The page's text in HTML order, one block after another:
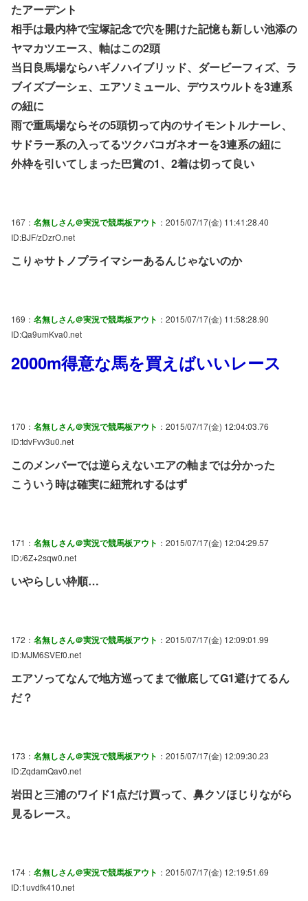
たアーデント
相手は最内枠で宝塚記念で穴を開けた記憶も新しい池添の
ヤマカツエース、軸はこの2頭
当日良馬場ならハギノハイブリッド、ダービーフィズ、ラ
ブイズブーシェ、エアソミュール、デウスウルトを3連系
の紐に
雨で重馬場ならその5頭切って内のサイモントルナーレ、
サドラー系の入ってるツクバコガネオーを3連系の紐に
外枠を引いてしまった巴賞の1、2着は切って良い
167： 名無しさん＠実況で競馬板アウト ：2015/07/17(金) 11:41:28.40
ID:BJF/zDzrO.net
こりゃサトノプライマシーあるんじゃないのか
169： 名無しさん＠実況で競馬板アウト ：2015/07/17(金) 11:58:28.90
ID:Qa9umKva0.net
2000m得意な馬を買えばいいレース
170： 名無しさん＠実況で競馬板アウト ：2015/07/17(金) 12:04:03.76
ID:tdvFvv3u0.net
このメンバーでは逆らえないエアの軸までは分かった
こういう時は確実に紐荒れするはず
171： 名無しさん＠実況で競馬板アウト ：2015/07/17(金) 12:04:29.57
ID:/6Z+2sqw0.net
いやらしい枠順…
172： 名無しさん＠実況で競馬板アウト ：2015/07/17(金) 12:09:01.99
ID:MJM6SVEf0.net
エアソってなんで地方巡ってまで徹底してG1避けてるん
だ？
173： 名無しさん＠実況で競馬板アウト ：2015/07/17(金) 12:09:30.23
ID:ZqdamQav0.net
岩田と三浦のワイド1点だけ買って、鼻クソほじりながら
見るレース。
174： 名無しさん＠実況で競馬板アウト ：2015/07/17(金) 12:19:51.69
ID:1uvdfk410.net